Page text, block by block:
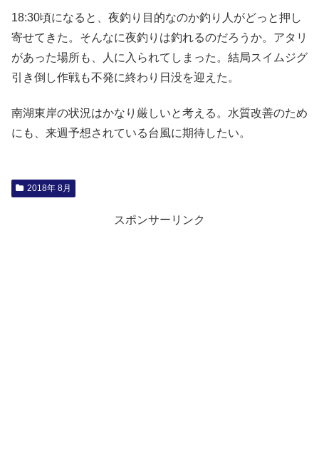
18:30頃になると、夜釣り目的なのか釣り人がどっと押し
寄せてきた。そんなに夜釣りは釣れるのだろうか。アタリ
があった場所も、人に入られてしまった。結局スイムジグ
引き倒し作戦も不発に終わり日没を迎えた。
南湖東岸の状況はかなり厳しいと考える。水質改善のため
にも、来週予想されている台風に期待したい。
2018年 8月
スポンサーリンク